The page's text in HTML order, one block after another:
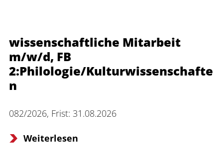
Verwaltung
Fachbereiche
Bildungswissenschaften
wissenschaftliche Mitarbeit
m/w/d, FB
2:Philologie/Kulturwissenschafte
n
082/2026, Frist: 31.08.2026
Weiterlesen